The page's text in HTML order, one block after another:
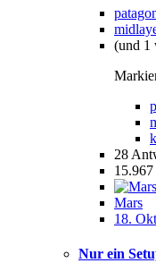
(und 1
28
15.967
Mars
18.
Nur ein